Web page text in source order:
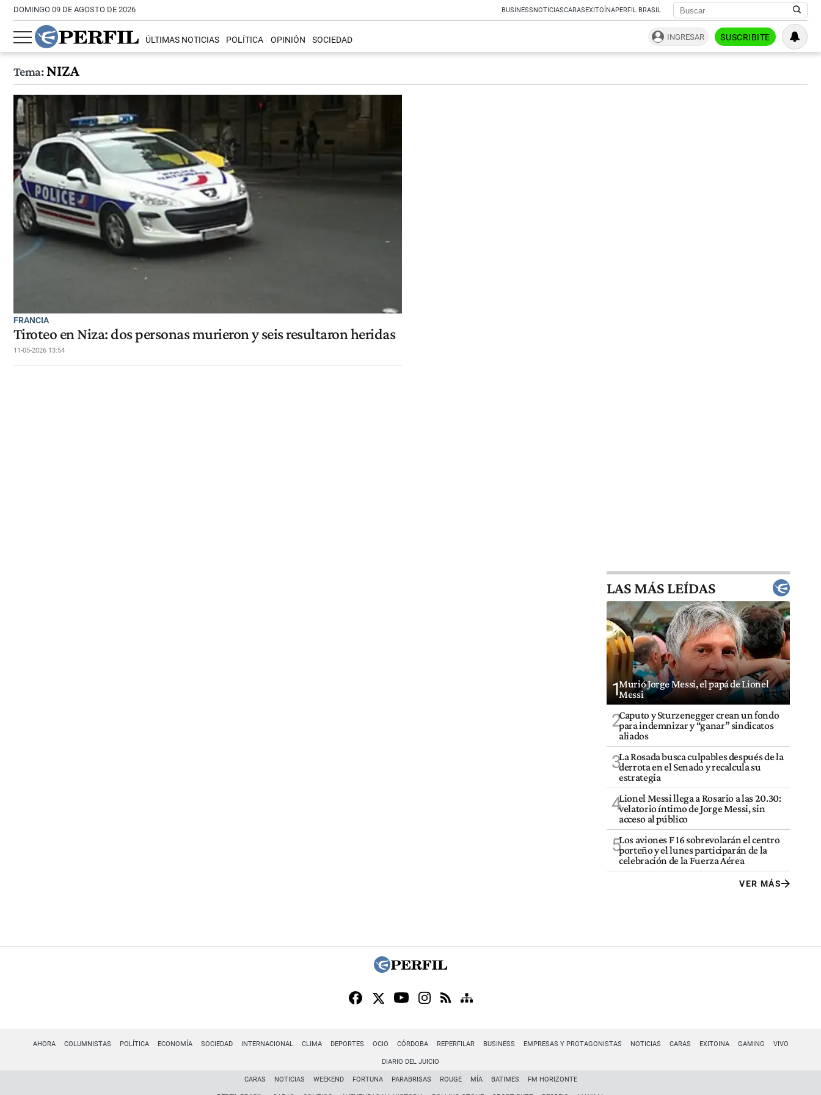
DOMINGO 09 DE AGOSTO DE 2026 BUSINESSNOTICIASCARASEXITOÍNAPERFIL BRASIL
ÚLTIMAS NOTICIAS POLÍTICA OPINIÓN SOCIEDAD INGRESAR SUSCRIBITE
Tema:NIZA
FRANCIA
Tiroteo en Niza: dos personas murieron y seis resultaron heridas
11-05-2026 13:54
LAS MÁS LEÍDAS
1Murió Jorge Messi, el papá de Lionel
Messi
2Caputo y Sturzenegger crean un fondo
para indemnizar y “ganar” sindicatos
aliados
3La Rosada busca culpables después de la
derrota en el Senado y recalcula su
estrategia
4Lionel Messi llega a Rosario a las 20.30:
velatorio íntimo de Jorge Messi, sin
acceso al público
5Los aviones F 16 sobrevolarán el centro
porteño y el lunes participarán de la
celebración de la Fuerza Aérea
VER MÁS
AHORA COLUMNISTAS POLÍTICA ECONOMÍA SOCIEDAD INTERNACIONAL CLIMA DEPORTES OCIO CÓRDOBA REPERFILAR BUSINESS EMPRESAS Y PROTAGONISTAS NOTICIAS CARAS EXITOINA GAMING VIVO
DIARIO DEL JUICIO
CARAS NOTICIAS WEEKEND FORTUNA PARABRISAS ROUGE MÍA BATIMES FM HORIZONTE